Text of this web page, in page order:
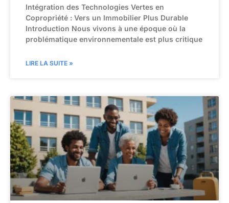
Intégration des Technologies Vertes en
Copropriété : Vers un Immobilier Plus Durable
Introduction Nous vivons à une époque où la
problématique environnementale est plus critique
LIRE LA SUITE »